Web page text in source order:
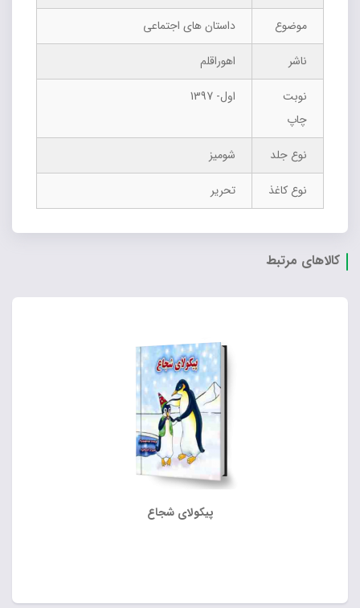
موضوع
داستان های اجتماعی
ناشر
اهوراقلم
نوبت
چاپ
اول- 1397
نوع جلد
شومیز
نوع کاغذ
تحریر
کالاهای مرتبط
پیکولای شجاع